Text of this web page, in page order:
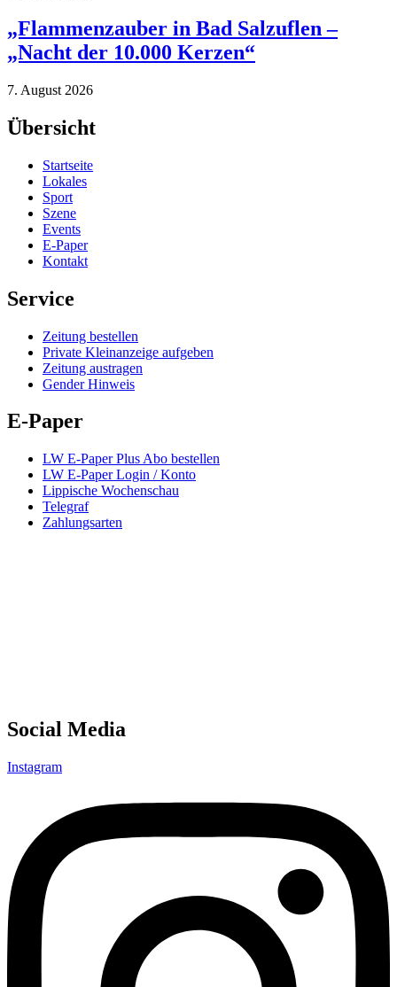
„Flammenzauber in Bad Salzuflen –
„Nacht der 10.000 Kerzen“
7. August 2026
Übersicht
Startseite
Lokales
Sport
Szene
Events
E-Paper
Kontakt
Service
Zeitung bestellen
Private Kleinanzeige aufgeben
Zeitung austragen
Gender Hinweis
E-Paper
LW E-Paper Plus Abo bestellen
LW E-Paper Login / Konto
Lippische Wochenschau
Telegraf
Zahlungsarten
Social Media
Instagram